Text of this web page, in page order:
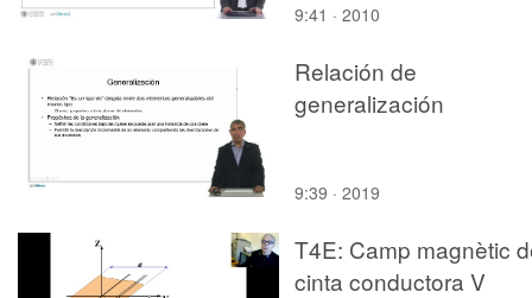
9:41 · 2010
Relación de
generalización
9:39 · 2019
T4E: Camp magnètic
cinta conductora V